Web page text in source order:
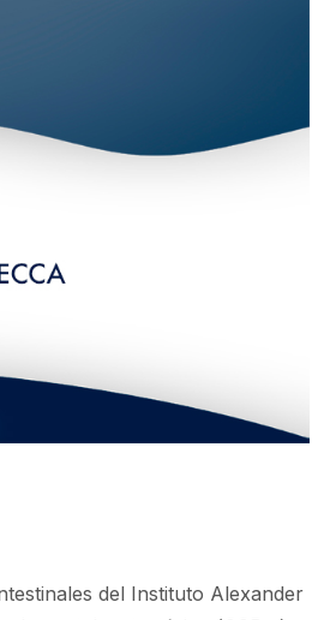
del Instituto Alexander